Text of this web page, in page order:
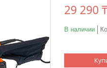
29 290
В наличии